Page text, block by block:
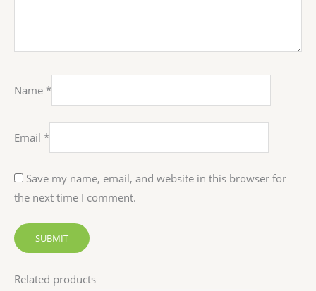
Name *
Email *
Save my name, email, and website in this browser for
the next time I comment.
Related products